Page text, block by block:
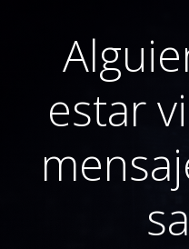
estar